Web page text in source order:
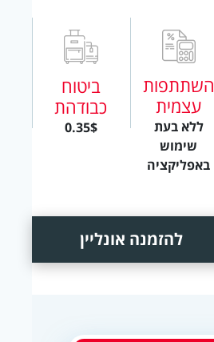
השתתפות
עצמית
ללא בעת
שימוש
באפליקציה
ביטוח
כבודהת
0.35$
להזמנה אונליין